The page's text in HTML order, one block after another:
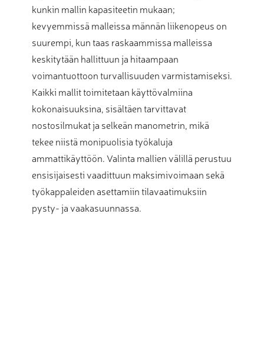
kunkin mallin kapasiteetin mukaan;
kevyemmissä malleissa männän liikenopeus on
suurempi, kun taas raskaammissa malleissa
keskitytään hallittuun ja hitaampaan
voimantuottoon turvallisuuden varmistamiseksi.
Kaikki mallit toimitetaan käyttövalmiina
kokonaisuuksina, sisältäen tarvittavat
nostosilmukat ja selkeän manometrin, mikä
tekee niistä monipuolisia työkaluja
ammattikäyttöön. Valinta mallien välillä perustuu
ensisijaisesti vaadittuun maksimivoimaan sekä
työkappaleiden asettamiin tilavaatimuksiin
pysty- ja vaakasuunnassa.